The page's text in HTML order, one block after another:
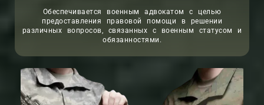
Обеспечивается военным адвокатом с целью
предоставления правовой помощи в решении
различных вопросов, связанных с военным статусом и
обязанностями.